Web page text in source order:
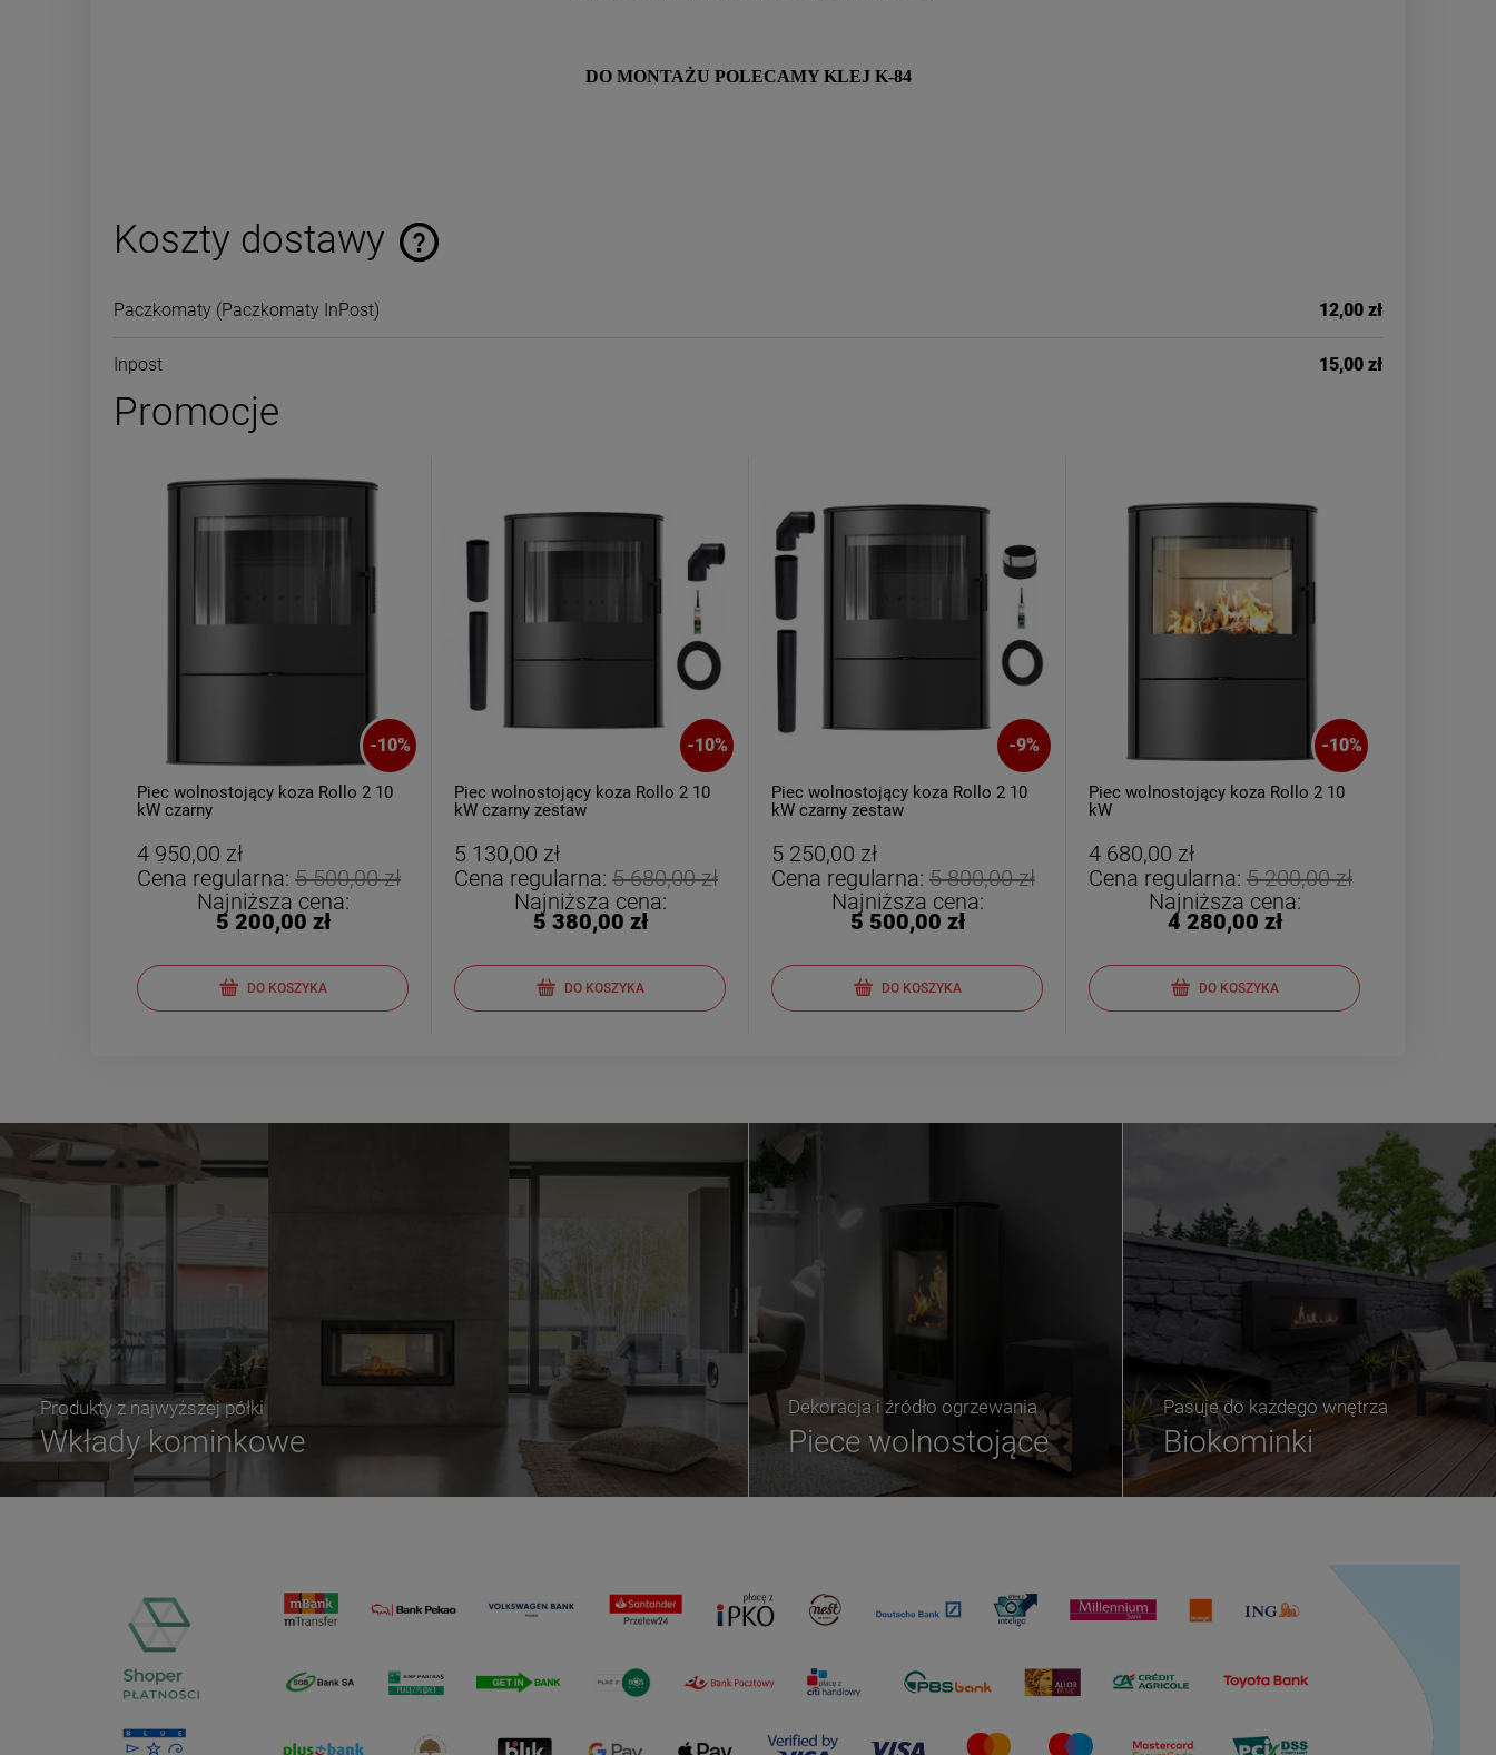
DO MONTAŻU POLECAMY KLEJ K-84
Koszty dostawy
Paczkomaty (Paczkomaty InPost) 12,00 zł
Inpost 15,00 zł
Promocje
-10%
Piec wolnostojący koza Rollo 2 10
kW czarny
4 950,00 zł
Cena regularna: 5 500,00 zł
Najniższa cena:
5 200,00 zł
DO KOSZYKA
-10%
Piec wolnostojący koza Rollo 2 10
kW czarny zestaw
5 130,00 zł
Cena regularna: 5 680,00 zł
Najniższa cena:
5 380,00 zł
DO KOSZYKA
-9%
Piec wolnostojący koza Rollo 2 10
kW czarny zestaw
5 250,00 zł
Cena regularna: 5 800,00 zł
Najniższa cena:
5 500,00 zł
DO KOSZYKA
-10%
Piec wolnostojący koza Rollo 2 10
kW
4 680,00 zł
Cena regularna: 5 200,00 zł
Najniższa cena:
4 280,00 zł
DO KOSZYKA
Produkty z najwyższej półki
Wkłady kominkowe
Dekoracja i źródło ogrzewania
Piece wolnostojące
Pasuje do każdego wnętrza
Biokominki